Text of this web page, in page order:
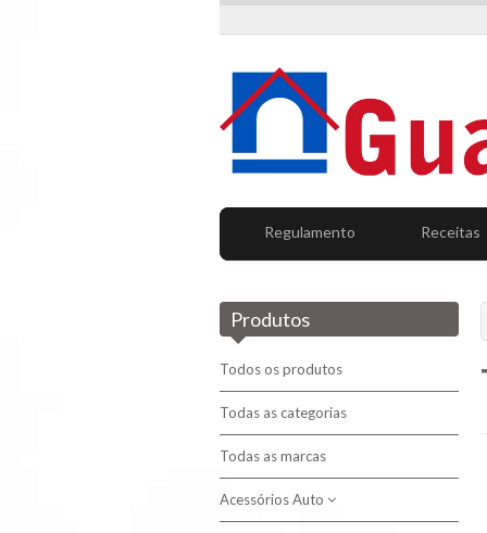
Regulamento Receitas
Produtos
Todos os produtos
Todas as categorias
Todas as marcas
Acessórios Auto